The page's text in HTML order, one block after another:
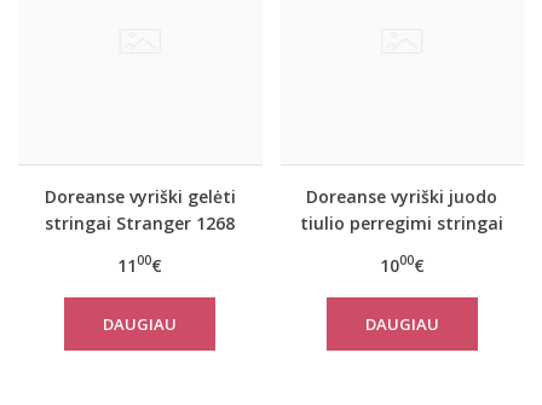
Doreanse vyriški gelėti
stringai Stranger 1268
1100€
DAUGIAU
Doreanse vyriški juodo
tiulio perregimi stringai
1000€
DAUGIAU